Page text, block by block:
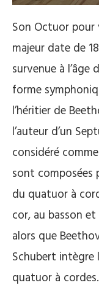
Son Octuor
majeur date de
survenue à l’âge
forme
l’héritier de
l’auteur d’un
considéré
sont composées
du quatuor à
cor, au basson
alors que
Schubert
quatuor à